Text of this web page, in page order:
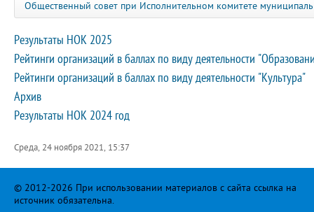
Общественный совет при Исполнительном комитете
Результаты НОК 2025
Рейтинги организаций в баллах по виду деятельности
Рейтинги организаций в баллах по виду деятельности "Культура"
Архив
Результаты НОК 2024 год
Среда, 24 ноября 2021, 15:37
© 2012-2026 При использовании материалов с сайта ссылка на
источник обязательна.